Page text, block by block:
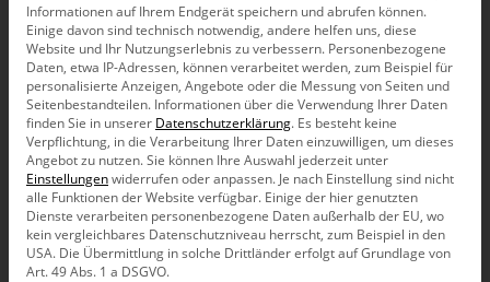
Berlin 2018: Zurück zu
Zahlen!
Aufmerksamkeit ist knapp, Diagramme verschwenden
sie – mit umständlichen Blickverläufen und
unzuverlässiger Skalierung. Die typografisch
skalierten Zahlen der Bissantz’Numbers sind die
Lösung: Zahl und Bild werden eins und damit die
Botschaften des Controllings unmissverständlich. Die
Informationen auf Ihrem Endgerät speichern und abrufen können.
Einige davon sind technisch notwendig, andere helfen uns, diese
Website und Ihr Nutzungserlebnis zu verbessern. Personenbezogene
Daten, etwa IP-Adressen, können verarbeitet werden, zum Beispiel für
personalisierte Anzeigen, Angebote oder die Messung von Seiten und
Seitenbestandteilen. Informationen über die Verwendung Ihrer Daten
finden Sie in unserer Datenschutzerklärung. Es besteht keine
Verpflichtung, in die Verarbeitung Ihrer Daten einzuwilligen, um dieses
Angebot zu nutzen.Sie können Ihre Auswahl jederzeit unter
Einstellungenwiderrufen oder anpassen. Je nach Einstellung sind nicht
alle Funktionen der Website verfügbar. Einige der hier genutzten
Dienste verarbeiten personenbezogene Daten außerhalb der EU, wo
kein vergleichbares Datenschutzniveau herrscht, zum Beispiel in den
USA. Die Übermittlung in solche Drittländer erfolgt auf Grundlage von
Art. 49 Abs. 1 a DSGVO.